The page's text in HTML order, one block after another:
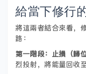
給當下修行
將這兩者結合來看，
路：
第一階段：止損（歸位
烈投射，將能量回收